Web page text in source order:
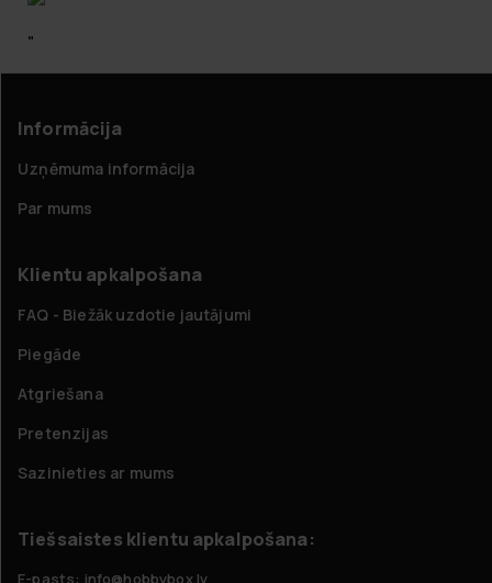
"
Informācija
Uzņēmuma informācija
Par mums
Klientu apkalpošana
FAQ - Biežāk uzdotie jautājumi
Piegāde
Atgriešana
Pretenzijas
Sazinieties ar mums
Tiešsaistes klientu apkalpošana:
E-pasts: info@hobbybox.lv